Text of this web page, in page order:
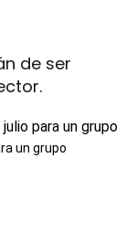
de ser
un grupo